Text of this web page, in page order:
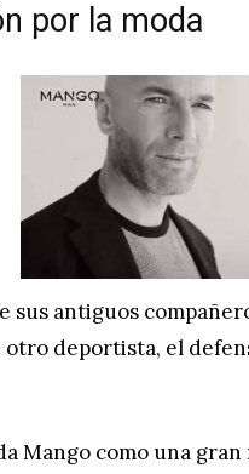
por la moda
sus antiguos
deportista, el
Mango como una gran